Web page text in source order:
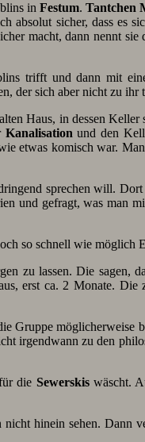
in Festum. Tantchen
absolut sicher, dass es
macht, dann nennt sie
trifft und dann mit
der sich aber nicht zu ihr
Haus, in dessen Keller
Kanalisation und den
etwas komisch war.
sprechen will.
und gefragt, was man
so schnell wie möglich
zu lassen. Die sagen,
erst ca. 2 Monate. Die
Gruppe möglicherweise
irgendwann zu den
die Sewerskiswäscht.
hinein sehen. Dann